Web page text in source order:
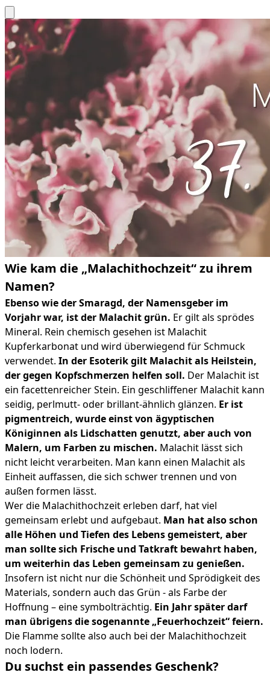
Wie kam die „Malachithochzeit“ zu ihrem
Namen?
Ebenso wie der Smaragd, der Namensgeber im
Vorjahr war, ist der Malachit grün. Er gilt als sprödes
Mineral. Rein chemisch gesehen ist Malachit
Kupferkarbonat und wird überwiegend für Schmuck
verwendet. In der Esoterik gilt Malachit als Heilstein,
der gegen Kopfschmerzen helfen soll. Der Malachit ist
ein facettenreicher Stein. Ein geschliffener Malachit kann
seidig, perlmutt- oder brillant-ähnlich glänzen. Er ist
pigmentreich, wurde einst von ägyptischen
Königinnen als Lidschatten genutzt, aber auch von
Malern, um Farben zu mischen. Malachit lässt sich
nicht leicht verarbeiten. Man kann einen Malachit als
Einheit auffassen, die sich schwer trennen und von
außen formen lässt.
Wer die Malachithochzeit erleben darf, hat viel
gemeinsam erlebt und aufgebaut. Man hat also schon
alle Höhen und Tiefen des Lebens gemeistert, aber
man sollte sich Frische und Tatkraft bewahrt haben,
um weiterhin das Leben gemeinsam zu genießen.
Insofern ist nicht nur die Schönheit und Sprödigkeit des
Materials, sondern auch das Grün - als Farbe der
Hoffnung – eine symbolträchtig. Ein Jahr später darf
man übrigens die sogenannte „Feuerhochzeit“ feiern.
Die Flamme sollte also auch bei der Malachithochzeit
noch lodern.
Du suchst ein passendes Geschenk?